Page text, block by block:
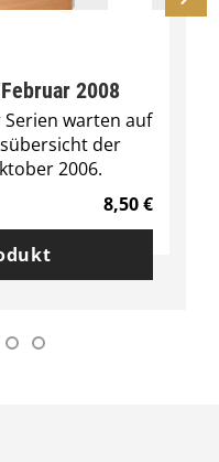
2008
warten auf
der
2006.
8,50€